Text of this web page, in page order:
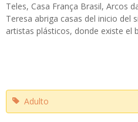
Teles, Casa França Brasil, Arcos
Teresa abriga casas del inicio del
artistas plásticos, donde existe el
Adulto